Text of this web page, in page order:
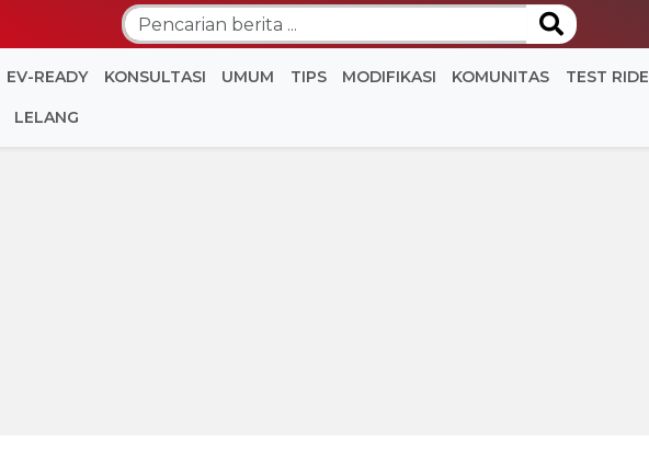
EV-READY KONSULTASI UMUM TIPS MODIFIKASI KOMUNITAS TEST RIDE
LELANG